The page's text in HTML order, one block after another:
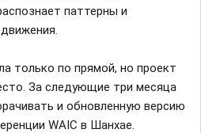
паттерны и
только по прямой, но проект
За следующие три месяца
и обновленную версию
WAIC в Шанхае.